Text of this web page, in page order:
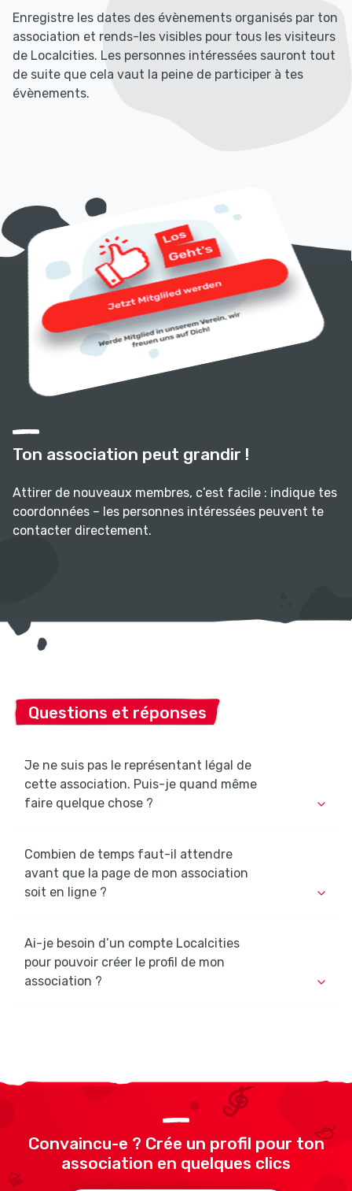
Enregistre les dates des évènements organisés par ton
association et rends-les visibles pour tous les visiteurs
de Localcities. Les personnes intéressées sauront tout
de suite que cela vaut la peine de participer à tes
évènements.
Ton association peut grandir !
Attirer de nouveaux membres, c’est facile : indique tes
coordonnées – les personnes intéressées peuvent te
contacter directement.
Questions et réponses
Je ne suis pas le représentant légal de
cette association. Puis-je quand même
faire quelque chose ?
Combien de temps faut-il attendre
avant que la page de mon association
soit en ligne ?
Ai-je besoin d’un compte Localcities
pour pouvoir créer le profil de mon
association ?
Convaincu-e ? Crée un profil pour ton
association en quelques clics